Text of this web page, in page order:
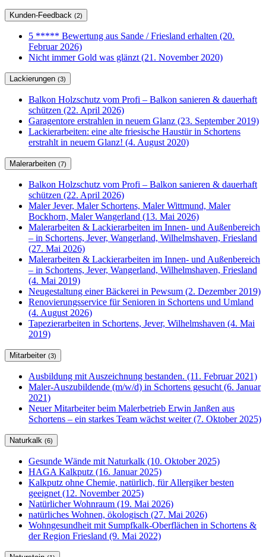
Kunden-Feedback (2)
5 ***** Bewertung aus Sande / Friesland erhalten (20.
Februar 2026)
Nicht immer Gold was glänzt (21. November 2020)
Lackierungen (3)
Balkon Holzschutz vom Profi – Balkon sanieren & dauerhaft
schützen (22. April 2026)
Garagentore erstrahlen in neuem Glanz (23. September 2019)
Lackierarbeiten: eine alte friesische Haustür in Schortens
erstrahlt in neuem Glanz! (4. August 2020)
Malerarbeiten (7)
Balkon Holzschutz vom Profi – Balkon sanieren & dauerhaft
schützen (22. April 2026)
Maler Jever, Maler Schortens, Maler Wittmund, Maler
Bockhorn, Maler Wangerland (13. Mai 2026)
Malerarbeiten & Lackierarbeiten im Innen- und Außenbereich
– in Schortens, Jever, Wangerland, Wilhelmshaven, Friesland
(27. Mai 2026)
Malerarbeiten & Lackierarbeiten im Innen- und Außenbereich
– in Schortens, Jever, Wangerland, Wilhelmshaven, Friesland
(4. Mai 2019)
Neugestaltung einer Bäckerei in Pewsum (2. Dezember 2019)
Renovierungsservice für Senioren in Schortens und Umland
(4. August 2026)
Tapezierarbeiten in Schortens, Jever, Wilhelmshaven (4. Mai
2019)
Mitarbeiter (3)
Ausbildung mit Auszeichnung bestanden. (11. Februar 2021)
Maler-Auszubildende (m/w/d) in Schortens gesucht (6. Januar
2021)
Neuer Mitarbeiter beim Malerbetrieb Erwin Janßen aus
Schortens – ein starkes Team wächst weiter (7. Oktober 2025)
Naturkalk (6)
Gesunde Wände mit Naturkalk (10. Oktober 2025)
HAGA Kalkputz (16. Januar 2025)
Kalkputz ohne Chemie, natürlich, für Allergiker besten
geeignet (12. November 2025)
Natürlicher Wohnraum (19. Mai 2026)
natürliches Wohnen, ökologisch (27. Mai 2026)
Wohngesundheit mit Sumpfkalk-Oberflächen in Schortens &
der Region Friesland (9. Mai 2022)